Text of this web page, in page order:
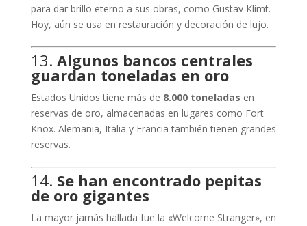
para dar brillo eterno a sus obras, como Gustav Klimt.
Hoy, aún se usa en restauración y decoración de lujo.
13. Algunos bancos centrales
guardan toneladas en oro
Estados Unidos tiene más de 8.000 toneladas en
reservas de oro, almacenadas en lugares como Fort
Knox. Alemania, Italia y Francia también tienen grandes
reservas.
14. Se han encontrado pepitas
de oro gigantes
La mayor jamás hallada fue la «Welcome Stranger», en